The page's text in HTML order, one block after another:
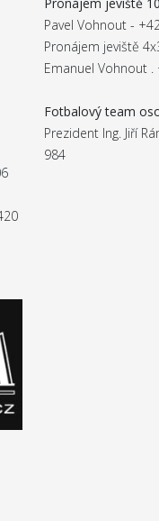
Pavel Vohnout -
Pronájem jeviště
Emanuel Vohnout
Fotbalový team
Prezident Ing. Jiří
984